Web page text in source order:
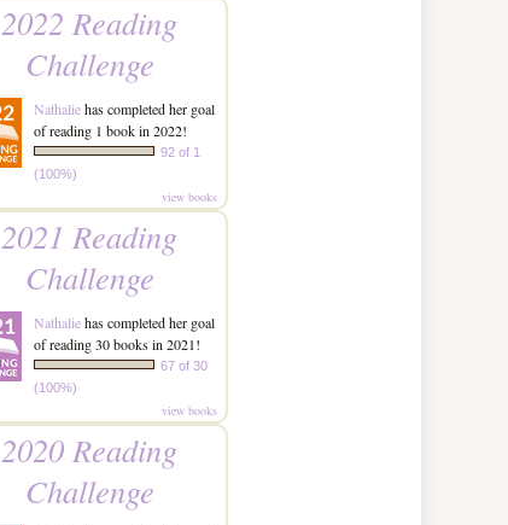
2022 Reading
Challenge
Nathaliehas completed her goal
of reading 1 book in 2022!
92 of 1
(100%)
view books
2021 Reading
Challenge
Nathaliehas completed her goal
of reading 30 books in 2021!
67 of 30
(100%)
view books
2020 Reading
Challenge